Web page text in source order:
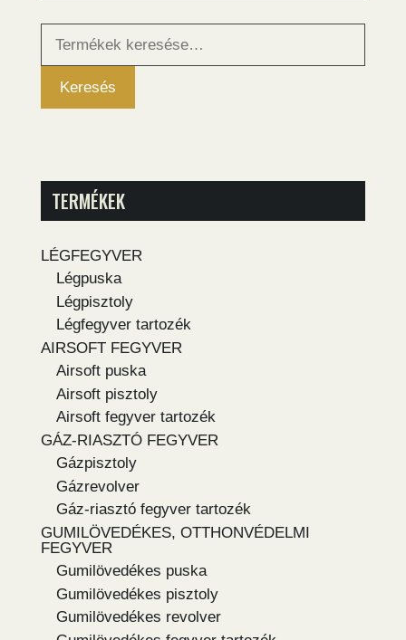
Keresés
Keresés
TERMÉKEK
LÉGFEGYVER
Légpuska
Légpisztoly
Légfegyver tartozék
AIRSOFT FEGYVER
Airsoft puska
Airsoft pisztoly
Airsoft fegyver tartozék
GÁZ-RIASZTÓ FEGYVER
Gázpisztoly
Gázrevolver
Gáz-riasztó fegyver tartozék
GUMILÖVEDÉKES, OTTHONVÉDELMI
FEGYVER
Gumilövedékes puska
Gumilövedékes pisztoly
Gumilövedékes revolver